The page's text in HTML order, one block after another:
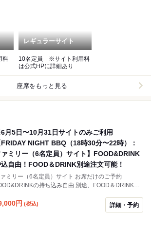
料
レギュラーサイト
10名定員 ※サイト利用料
は公式HPに詳細あり
座席をもっと見る
月5日〜10月31日サイトのみご利用
FRIDAY NIGHT BBQ（18時30分〜22時）：
ァミリー（6名定員）サイト】FOOD&DRINK
自由！FOOD＆DRINK別途注文可能！
ミリー（6名定員）サイト お席だけのご予約
の持ち込み自由 別途、FOOD＆DRINKの
ALL飲み放題】プラン」 「SOFT DRINKのみ
円 (税込) 詳細・予約